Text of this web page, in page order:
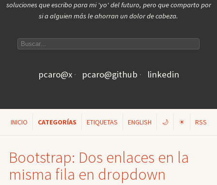
soluciones que escribo para mi 'yo' del futuro, pero que comparto por
si a alguien más le ahorran un dolor de cabeza.
pcaro@x pcaro@github linkedin
INICIO CATEGORÍAS ETIQUETAS ENGLISH 🌙 ☀ RSS
Bootstrap: Dos enlaces en la
misma fila en dropdown